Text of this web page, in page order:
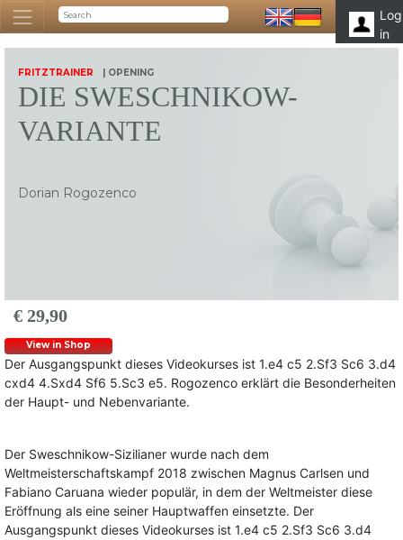
Log
in
FRITZTRAINER | OPENING
DIE SWESCHNIKOW-
VARIANTE
Dorian Rogozenco
€ 29,90
View in Shop
Der Ausgangspunkt dieses Videokurses ist 1.e4 c5 2.Sf3 Sc6 3.d4
cxd4 4.Sxd4 Sf6 5.Sc3 e5. Rogozenco erklärt die Besonderheiten
der Haupt- und Nebenvariante.
Der Sweschnikow-Sizilianer wurde nach dem
Weltmeisterschaftskampf 2018 zwischen Magnus Carlsen und
Fabiano Caruana wieder populär, in dem der Weltmeister diese
Eröffnung als eine seiner Hauptwaffen einsetzte. Der
Ausgangspunkt dieses Videokurses ist 1.e4 c5 2.Sf3 Sc6 3.d4